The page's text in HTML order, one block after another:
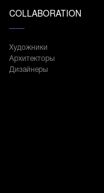
COLLABORATION
Художники
Архитекторы
Дизайнеры